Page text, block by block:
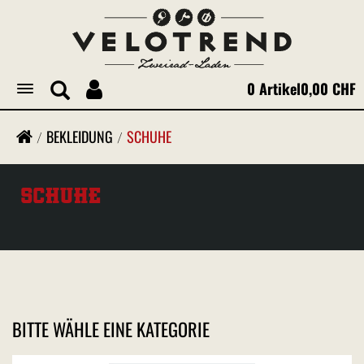
Toggle
navigation
0 Artikel0,00 CHF
SCHUHE
BEKLEIDUNG SCHUHE
BITTE WÄHLE EINE KATEGORIE